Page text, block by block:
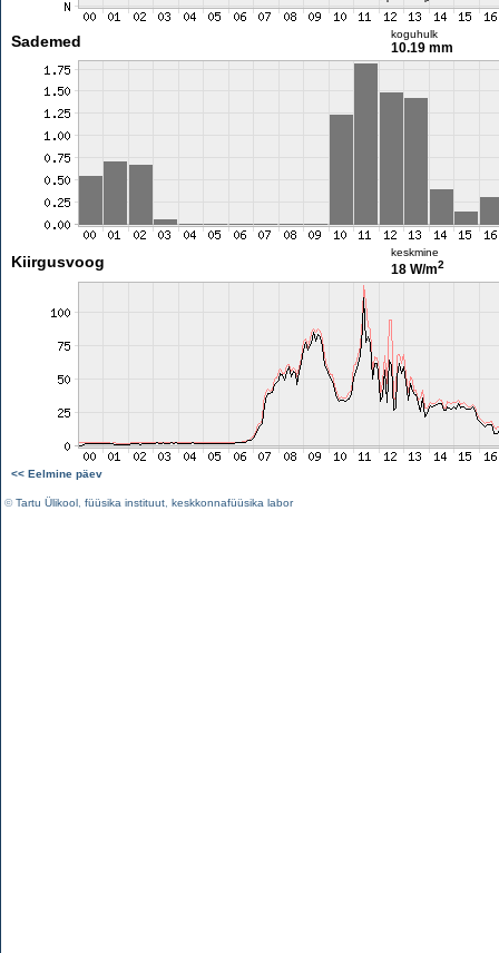
Sademed koguhulk
10.19 mm
Kiirgusvoog
keskmine
18 W/m2
<< Eelmine päev
©Tartu Ülikool füüsika instituut keskkonnafüüsika labor